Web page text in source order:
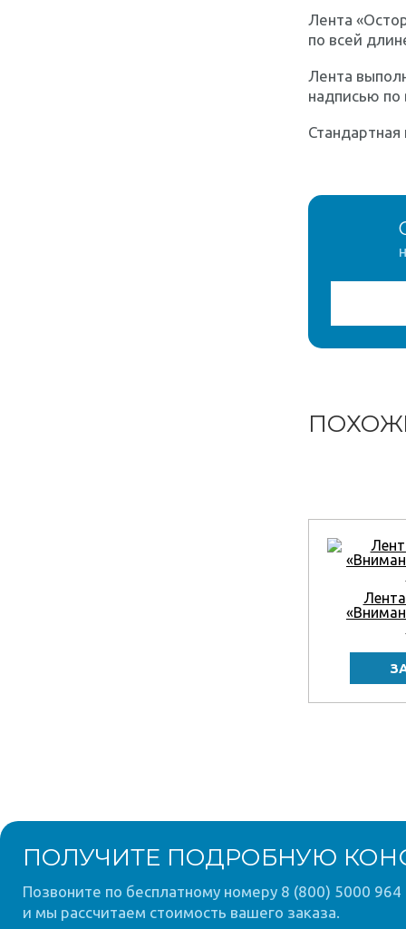
Лента
по всей
Лента
надписью по
ПОЛУЧИТЕ ПОДРОБНУЮ
Позвоните по бесплатному номеру 8 (800) 5000 964
и мы рассчитаем стоимость вашего заказа.